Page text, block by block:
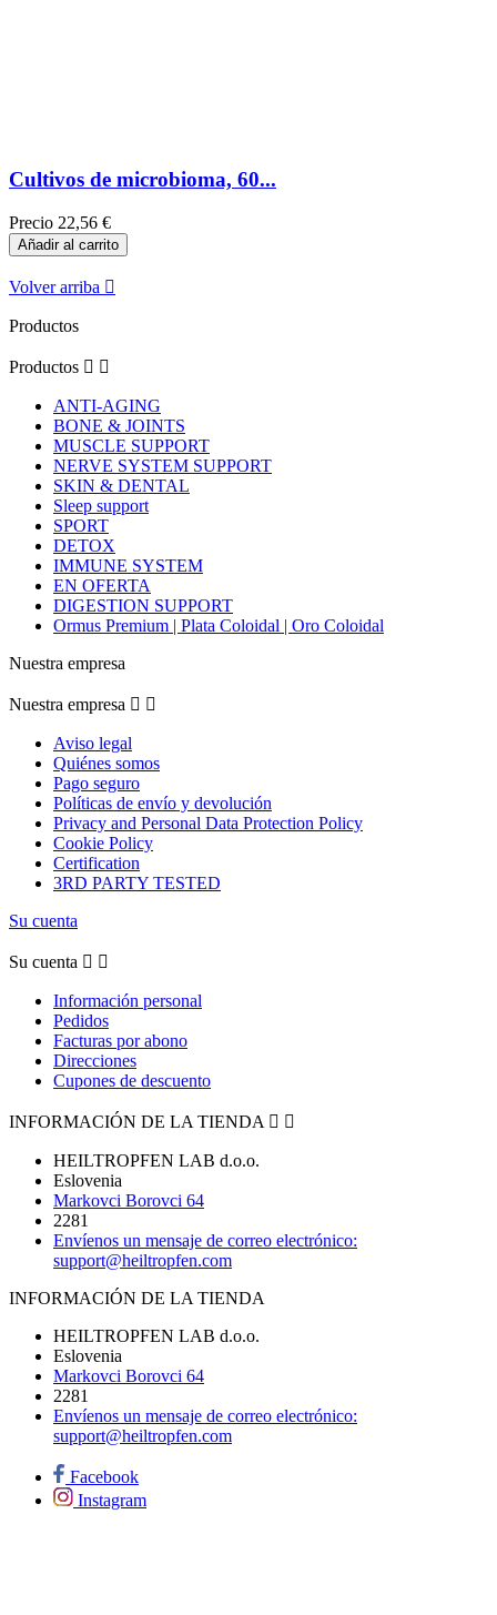
Cultivos de microbioma, 60...
Precio 22,56 €
Añadir al carrito
Volver arriba 
Productos
Productos  
ANTI-AGING
BONE & JOINTS
MUSCLE SUPPORT
NERVE SYSTEM SUPPORT
SKIN & DENTAL
Sleep support
SPORT
DETOX
IMMUNE SYSTEM
EN OFERTA
DIGESTION SUPPORT
Ormus Premium | Plata Coloidal | Oro Coloidal
Nuestra empresa
Nuestra empresa  
Aviso legal
Quiénes somos
Pago seguro
Políticas de envío y devolución
Privacy and Personal Data Protection Policy
Cookie Policy
Certification
3RD PARTY TESTED
Su cuenta
Su cuenta  
Información personal
Pedidos
Facturas por abono
Direcciones
Cupones de descuento
INFORMACIÓN DE LA TIENDA  
HEILTROPFEN LAB d.o.o.
Eslovenia
Markovci Borovci 64
2281
Envíenos un mensaje de correo electrónico:
support@heiltropfen.com
INFORMACIÓN DE LA TIENDA
HEILTROPFEN LAB d.o.o.
Eslovenia
Markovci Borovci 64
2281
Envíenos un mensaje de correo electrónico:
support@heiltropfen.com
Facebook
Instagram